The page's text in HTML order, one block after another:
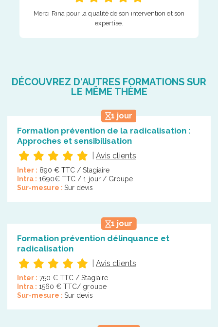
Merci Rina pour la qualité de son intervention et son
expertise.
DÉCOUVREZ D'AUTRES FORMATIONS SUR
LE MÊME THÈME
1 jour
Formation prévention de la radicalisation :
Approches et sensibilisation
Avis clients
Inter : 890 € TTC / Stagiaire
Intra : 1690€ TTC / 1 jour / Groupe
Sur-mesure : Sur devis
1 jour
Formation prévention délinquance et
radicalisation
Avis clients
Inter : 750 € TTC / Stagiaire
Intra : 1560 € TTC/ groupe
Sur-mesure : Sur devis